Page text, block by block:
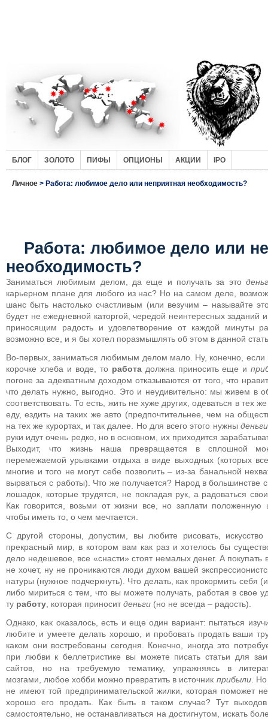
БЛОГ ЗОЛОТО ПИФЫ ОПЦИОНЫ АКЦИИ IPO
Личное > Работа: любимое дело или неприятная необходимость?
Работа: любимое дело или
необходимость?
Заниматься любимым делом, да еще и получать за это
карьерном плане для любого из нас? Но на самом деле,
шанс быть настолько счастливым (или везучим – называйте
будет не ежедневной каторгой, чередой неинтересных заданий
приносящим радость и удовлетворение от каждой минуты
возможно все, и я бы хотел поразмышлять об этом в данной
Во-первых, заниматься любимым делом мало. Ну, конечно, если
корочке хлеба и воде, то работадолжна приносить еще и
погоне за адекватным доходом отказываются от того, что
что делать нужно, выгодно. Это и неудивительно: мы живем в
соответствовать. То есть, жить не хуже других, одеваться в тех
еду, ездить на таких же авто (предпочтительнее, чем на
на тех же курортах, и так далее. Но для всего этого нужны деньги
руки идут очень редко, но в основном, их приходится
Выходит, что жизнь наша превращается в сплошной
перемежаемой урывками отдыха в виде выходных (которых
многие и того не могут себе позволить – из-за банальной
вырваться с работы). Что же получается? Народ в большинстве
лошадок, которые трудятся, не покладая рук, а радоваться
Как говорится, возьми от жизни все, но заплати положенную
чтобы иметь то, о чем мечтается.
С другой стороны, допустим, вы любите рисовать,
прекрасный мир, в котором вам как раз и хотелось бы
дело недешевое, все «снасти» стоят немалых денег. А покупать
не хочет, ну не проникаются люди духом вашей
натуры (нужное подчеркнуть). Что делать, как прокормить себя
либо мириться с тем, что вы можете получать, работая в свое
ту работу , которая приноситденьги (но не всегда – радость).
Однако, как оказалось, есть и еще один вариант: пытаться
любите и умеете делать хорошо, и пробовать продать ваши
каком они востребованы сегодня. Конечно, иногда это
при любви к беллетристике вы можете писать статьи для
сайтов, но на требуемую тематику, упражняясь в
мозгами, любое хобби можно превратить в источник прибыли. Но
не имеют той предпринимательской жилки, которая поможет
хорошо его продать. Как быть в таком случае? Тут
самостоятельно, не останавливаться на достигнутом, искать